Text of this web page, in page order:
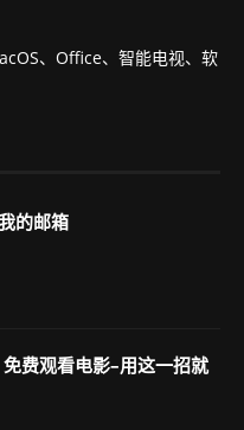
、Office、智能电视、软
的邮箱
费观看电影–用这一招就